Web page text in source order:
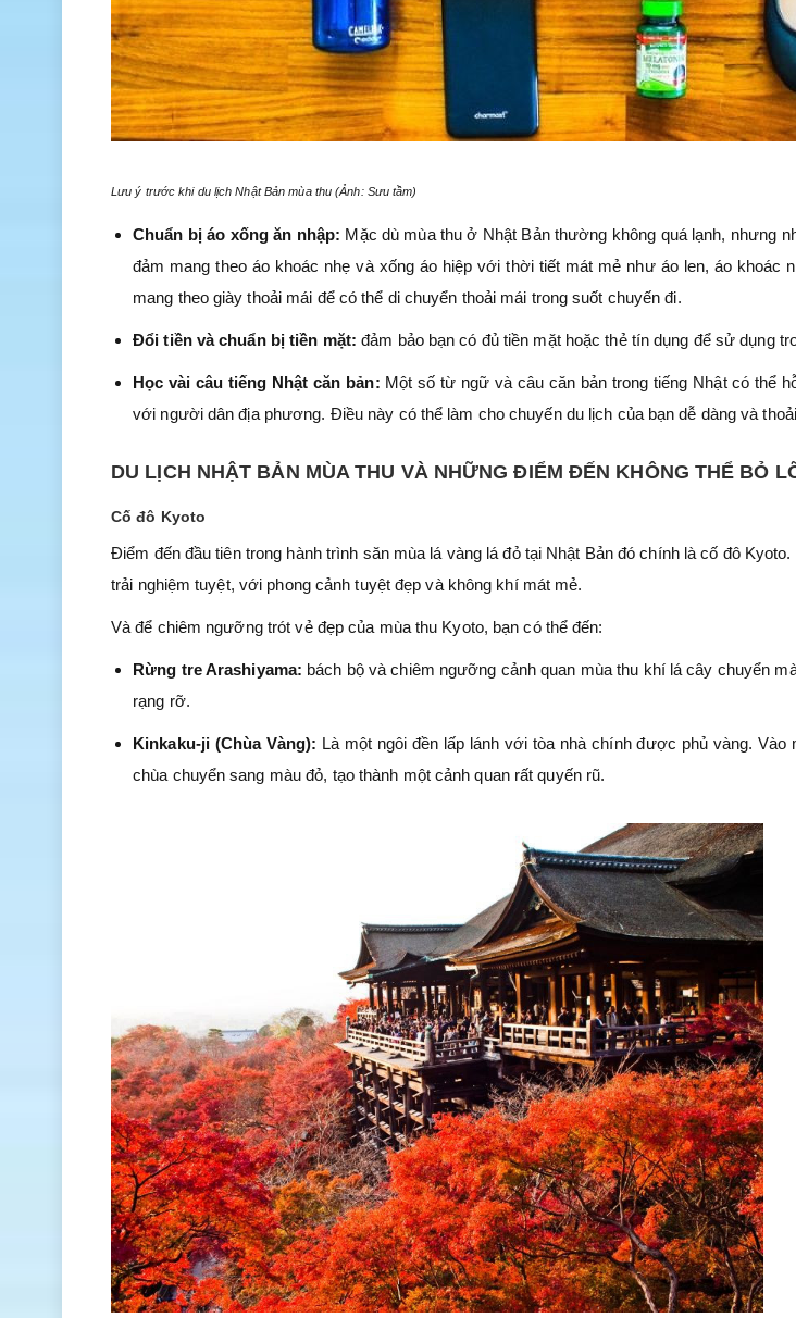
Lưu ý trước khi du lịch Nhật Bản mùa thu (Ảnh: Sưu tầm)
Chuẩn bị áo xống ăn nhập: Mặc dù mùa thu ở Nhật Bản thường không quá lạnh, nhưng
đảm mang theo áo khoác nhẹ và xống áo hiệp với thời tiết mát mẻ như áo len, áo khoác
mang theo giày thoải mái để có thể di chuyển thoải mái trong suốt chuyến đi.
Đổi tiền và chuẩn bị tiền mặt: đảm bảo bạn có đủ tiền mặt hoặc thẻ tín dụng để sử dụng
Học vài câu tiếng Nhật căn bản: Một số từ ngữ và câu căn bản trong tiếng Nhật có thể
với người dân địa phương. Điều này có thể làm cho chuyến du lịch của bạn dễ dàng và
DU LỊCH NHẬT BẢN MÙA THU VÀ NHỮNG ĐIỂM ĐẾN KHÔNG THỂ BỎ
Cố đô Kyoto
Điểm đến đầu tiên trong hành trình săn mùa lá vàng lá đỏ tại Nhật Bản đó chính là cố đô
trải nghiệm tuyệt, với phong cảnh tuyệt đẹp và không khí mát mẻ.
Và để chiêm ngưỡng trót vẻ đẹp của mùa thu Kyoto, bạn có thể đến:
Rừng tre Arashiyama: bách bộ và chiêm ngưỡng cảnh quan mùa thu khí lá cây chuyển
rạng rỡ.
Kinkaku-ji (Chùa Vàng): Là một ngôi đền lấp lánh với tòa nhà chính được phủ vàng. Vào
chùa chuyển sang màu đỏ, tạo thành một cảnh quan rất quyến rũ.